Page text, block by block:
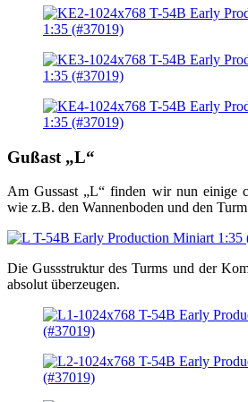
Gußast „L“
Am Gussast „L“ finden wir nun einige
wie z.B. den Wannenboden und den
Die Gussstruktur des Turms und der
absolut überzeugen.